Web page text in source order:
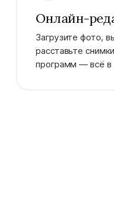
Онлайн-
Загрузите фото,
расставьте
программ — всё в